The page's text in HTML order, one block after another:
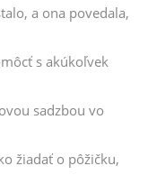
a ona povedala,
s akúkoľvek
sadzbou vo
žiadať o pôžičku,